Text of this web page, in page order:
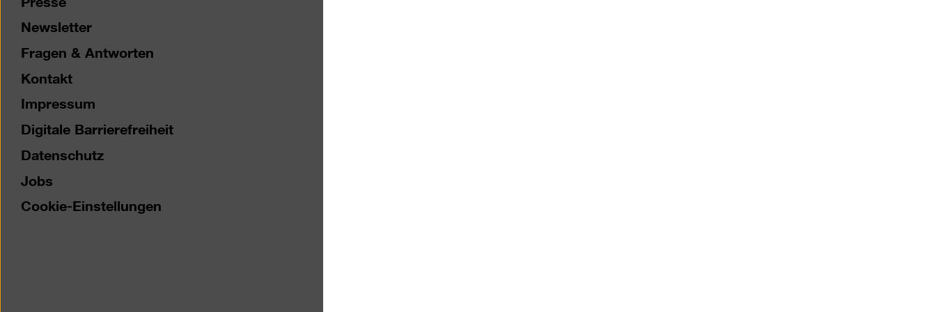
Newsletter
Fragen & Antworten
Kontakt
Impressum
Digitale Barrierefreiheit
Datenschutz
Jobs
Cookie-Einstellungen